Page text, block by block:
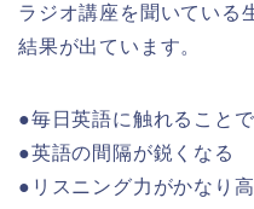
ラジオ講座を聞いている
結果が出ています。
●毎日英語に触れること
●英語の間隔が鋭くなる
●リスニング力がかなり